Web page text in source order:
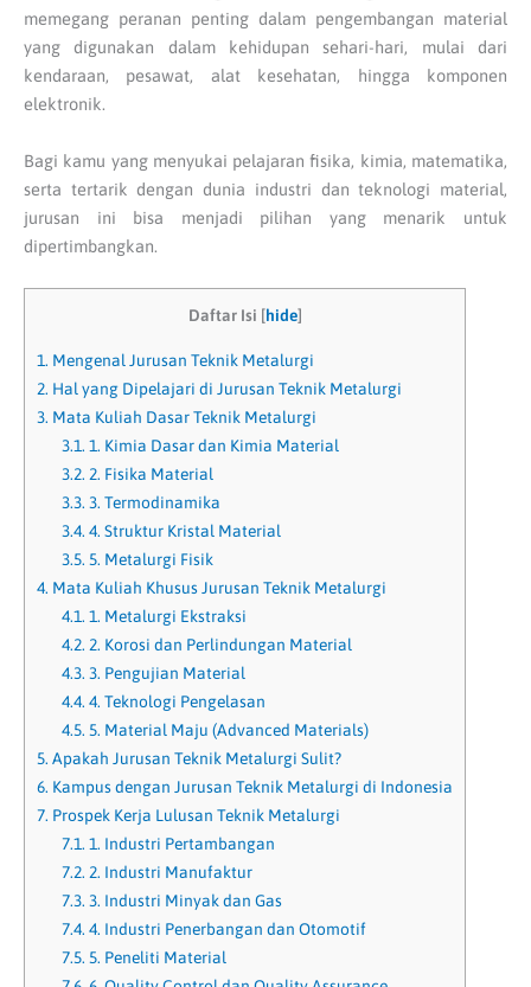
memegang peranan penting dalam pengembangan material
yang digunakan dalam kehidupan sehari-hari, mulai dari
kendaraan, pesawat, alat kesehatan, hingga komponen
elektronik.
Bagi kamu yang menyukai pelajaran fisika, kimia, matematika,
serta tertarik dengan dunia industri dan teknologi material,
jurusan ini bisa menjadi pilihan yang menarik untuk
dipertimbangkan.
Daftar Isi [hide]
1. Mengenal Jurusan Teknik Metalurgi
2. Hal yang Dipelajari di Jurusan Teknik Metalurgi
3. Mata Kuliah Dasar Teknik Metalurgi
3.1. 1. Kimia Dasar dan Kimia Material
3.2. 2. Fisika Material
3.3. 3. Termodinamika
3.4. 4. Struktur Kristal Material
3.5. 5. Metalurgi Fisik
4. Mata Kuliah Khusus Jurusan Teknik Metalurgi
4.1. 1. Metalurgi Ekstraksi
4.2. 2. Korosi dan Perlindungan Material
4.3. 3. Pengujian Material
4.4. 4. Teknologi Pengelasan
4.5. 5. Material Maju (Advanced Materials)
5. Apakah Jurusan Teknik Metalurgi Sulit?
6. Kampus dengan Jurusan Teknik Metalurgi di Indonesia
7. Prospek Kerja Lulusan Teknik Metalurgi
7.1. 1. Industri Pertambangan
7.2. 2. Industri Manufaktur
7.3. 3. Industri Minyak dan Gas
7.4. 4. Industri Penerbangan dan Otomotif
7.5. 5. Peneliti Material